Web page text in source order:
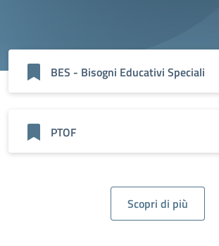
BES - Bisogni Educativi Speciali
PTOF
Scopri di più